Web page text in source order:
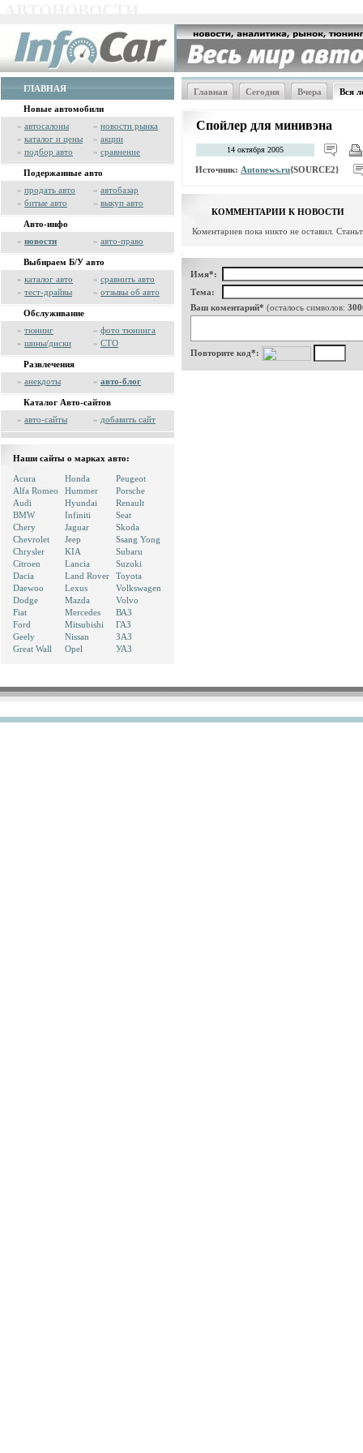
ГЛАВНАЯ
Новые автомобили
» автосалоны » новости рынка
» каталог и цены » акции
» подбор авто » сравнение
Подержанные авто
» продать авто » автобазар
» битые авто » выкуп авто
Авто-инфо
» новости » авто-право
Выбираем Б/У авто
» каталог авто » сравнить авто
» тест-драйвы » отзывы об авто
Обслуживание
» тюнинг » фото тюнинга
» шины/диски » СТО
Развлечения
» анекдоты » авто-блог
Каталог Авто-сайтов
» авто-сайты » добавить сайт
Наши сайты о марках авто:
Acura
Alfa Romeo
Audi
BMW
Chery
Chevrolet
Chrysler
Citroen
Dacia
Daewoo
Dodge
Fiat
Ford
Geely
Great Wall
Honda
Hummer
Hyundai
Infiniti
Jaguar
Jeep
KIA
Lancia
Land Rover
Lexus
Mazda
Mercedes
Mitsubishi
Nissan
Opel
Peugeot
Porsche
Renault
Seat
Skoda
Ssang Yong
Subaru
Suzuki
Toyota
Volkswagen
Volvo
ВАЗ
ГАЗ
ЗАЗ
УАЗ
Главная Сегодня Вчера Вся
Спойлер для минивэна
14 октября 2005
Источник: Autonews.ru{SOURCE2}
КОММЕНТАРИИ К НОВОСТИ
Коментариев пока никто не оставил.
Имя*:
Тема:
Ваш коментарий* (осталось символов:
Повторите код*: